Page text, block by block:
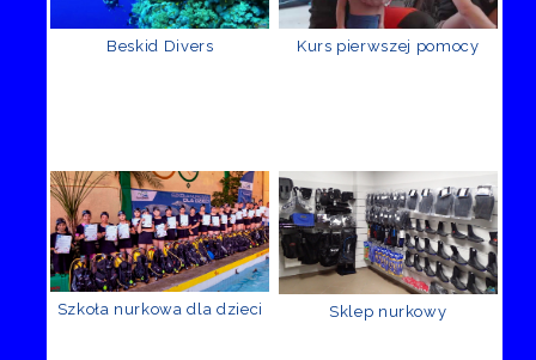
Beskid Divers Kurs pierwszej pomocy
Szkoła nurkowa dla dzieci Sklep nurkowy